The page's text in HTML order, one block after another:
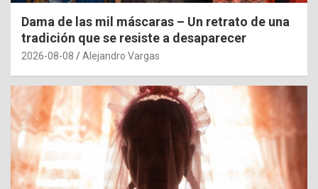
Dama de las mil máscaras – Un retrato de una
tradición que se resiste a desaparecer
2026-08-08 Alejandro Vargas